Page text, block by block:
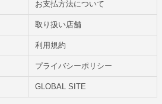
お支払方法について
取り扱い店舗
利用規約
プライバシーポリシー
GLOBAL SITE